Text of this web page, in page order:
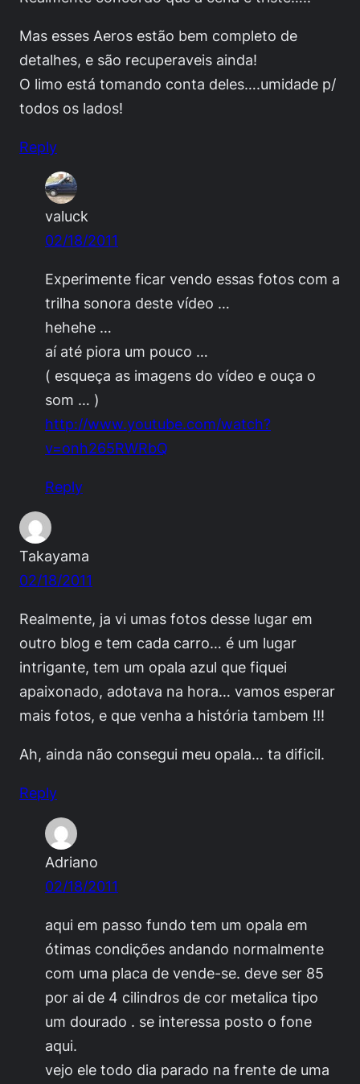
Mas esses Aeros estão bem completo de
detalhes, e são recuperaveis ainda!
O limo está tomando conta deles….umidade p/
todos os lados!
Reply
valuck
02/18/2011
Experimente ficar vendo essas fotos com a
trilha sonora deste vídeo …
hehehe …
aí até piora um pouco …
( esqueça as imagens do vídeo e ouça o
som … )
http://www.youtube.com/watch?
v=onh265RWRbQ
Reply
Takayama
02/18/2011
Realmente, ja vi umas fotos desse lugar em
outro blog e tem cada carro… é um lugar
intrigante, tem um opala azul que fiquei
apaixonado, adotava na hora… vamos esperar
mais fotos, e que venha a história tambem !!!
Ah, ainda não consegui meu opala… ta dificil.
Reply
Adriano
02/18/2011
aqui em passo fundo tem um opala em
ótimas condições andando normalmente
com uma placa de vende-se. deve ser 85
por ai de 4 cilindros de cor metalica tipo
um dourado . se interessa posto o fone
aqui.
vejo ele todo dia parado na frente de uma